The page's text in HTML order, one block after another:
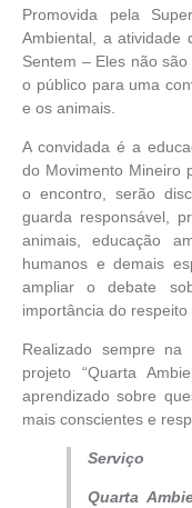
Promovida pela
Ambiental, a atividade
Sentem – Eles não
o público para uma
e os animais.
A convidada é a
do Movimento Mineiro
o encontro, serão
guarda responsável,
animais, educação
humanos e demais
ampliar o debate
importância do
Realizado sempre
projeto “Quarta
aprendizado sobre
mais conscientes e
Serviço
Quarta